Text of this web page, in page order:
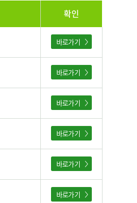
확인
바로가기
바로가기
바로가기
바로가기
바로가기
바로가기